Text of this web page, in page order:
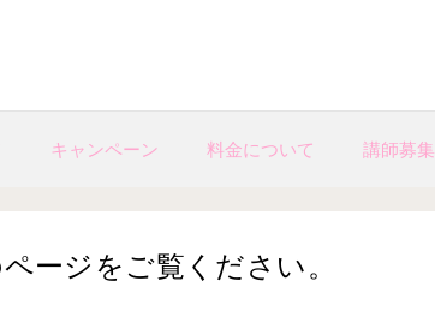
キャンペーン 料金について 講師募集
ージをご覧ください。